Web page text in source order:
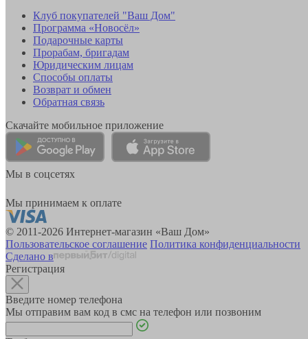
Клуб покупателей "Ваш Дом"
Программа «Новосёл»
Подарочные карты
Прорабам, бригадам
Юридическим лицам
Способы оплаты
Возврат и обмен
Обратная связь
Скачайте мобильное приложение
Мы в соцсетях
Мы принимаем к оплате
© 2011-2026 Интернет-магазин «Ваш Дом»
Пользовательское соглашение Политика конфиденциальности
Сделано в
Регистрация
Введите номер телефона
Мы отправим вам код в смс на телефон или позвоним